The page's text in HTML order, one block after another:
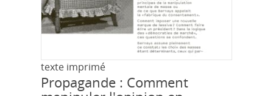
texte imprimé
Propagande : Comment